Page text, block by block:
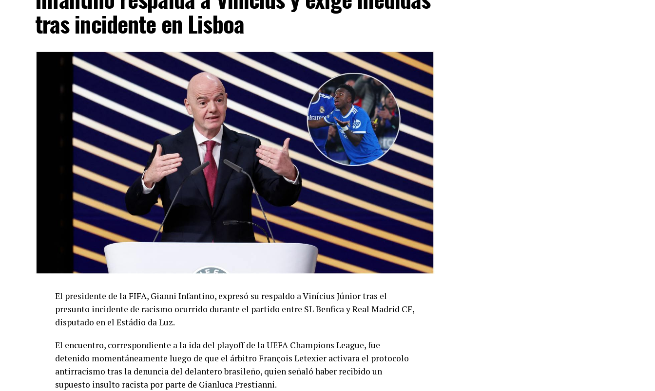
tras incidente en Lisboa
El presidente de la FIFA, Gianni Infantino, expresó su respaldo a Vinícius Júnior tras el
presunto incidente de racismo ocurrido durante el partido entre SL Benfica y Real Madrid CF,
disputado en el Estádio da Luz.
El encuentro, correspondiente a la ida del playoff de la UEFA Champions League, fue
detenido momentáneamente luego de que el árbitro François Letexier activara el protocolo
antirracismo tras la denuncia del delantero brasileño, quien señaló haber recibido un
supuesto insulto racista por parte de Gianluca Prestianni.